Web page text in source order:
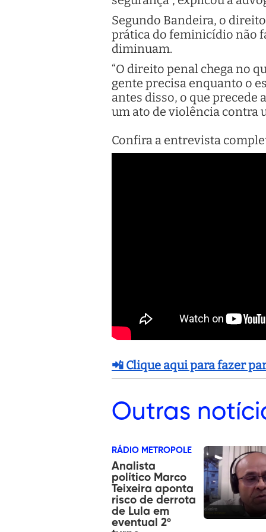
Segundo Bandeira, o
prática do feminicídio não
diminuam.
“O direito penal chega no
gente precisa enquanto o
antes disso, o que precede
um ato de violência contra
Confira a entrevista
📲 Clique aqui para fazer
Outras
RÁDIO METROPOLE
Analista
político Marco
Teixeira aponta
risco de derrota
de Lula em
eventual 2º